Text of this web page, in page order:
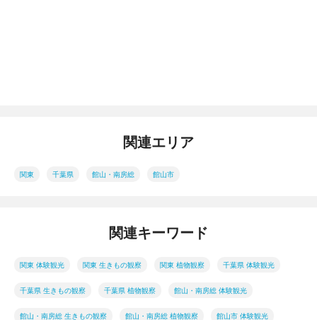
関連エリア
関東 千葉県 館山・南房総 館山市
関連キーワード
関東 体験観光 関東 生きもの観察 関東 植物観察 千葉県 体験観光
千葉県 生きもの観察 千葉県 植物観察 館山・南房総 体験観光
館山・南房総 生きもの観察 館山・南房総 植物観察 館山市 体験観光